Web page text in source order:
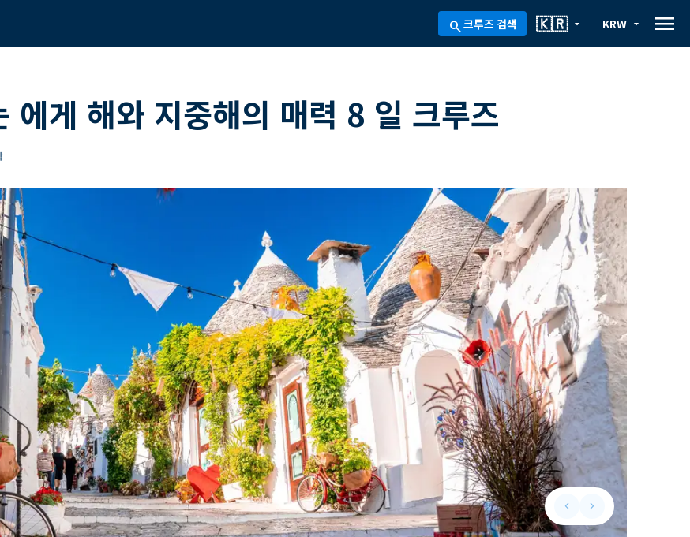
search크루즈 검색 arrow_drop_down
🇰🇷 arrow_drop_down
KRW menu
에게 해와 지중해의 매력 8 일 크루즈
keyboard_arrow_leftPrevious slide
keyboard_arrow_rightNext slide